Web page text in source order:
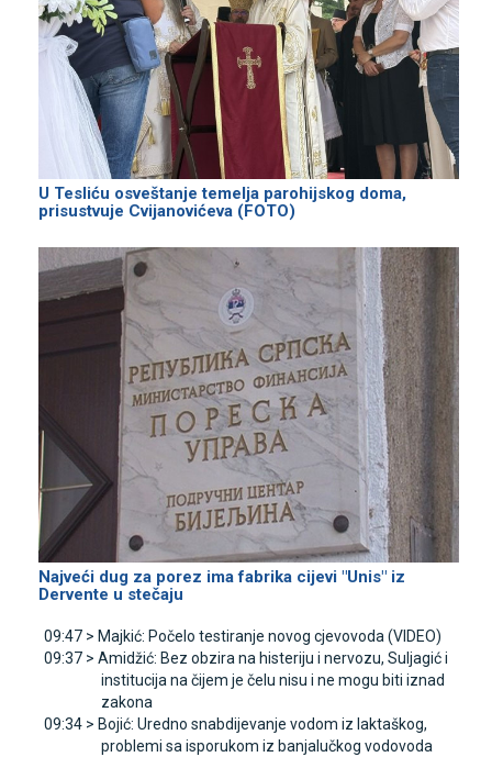
U Tesliću osveštanje temelja parohijskog doma,
prisustvuje Cvijanovićeva (FOTO)
Najveći dug za porez ima fabrika cijevi "Unis" iz
Dervente u stečaju
09:47 > Majkić: Počelo testiranje novog cjevovoda (VIDEO)
09:37 > Amidžić: Bez obzira na histeriju i nervozu, Suljagić i
institucija na čijem je čelu nisu i ne mogu biti iznad
zakona
09:34 > Bojić: Uredno snabdijevanje vodom iz laktaškog,
problemi sa isporukom iz banjalučkog vodovoda